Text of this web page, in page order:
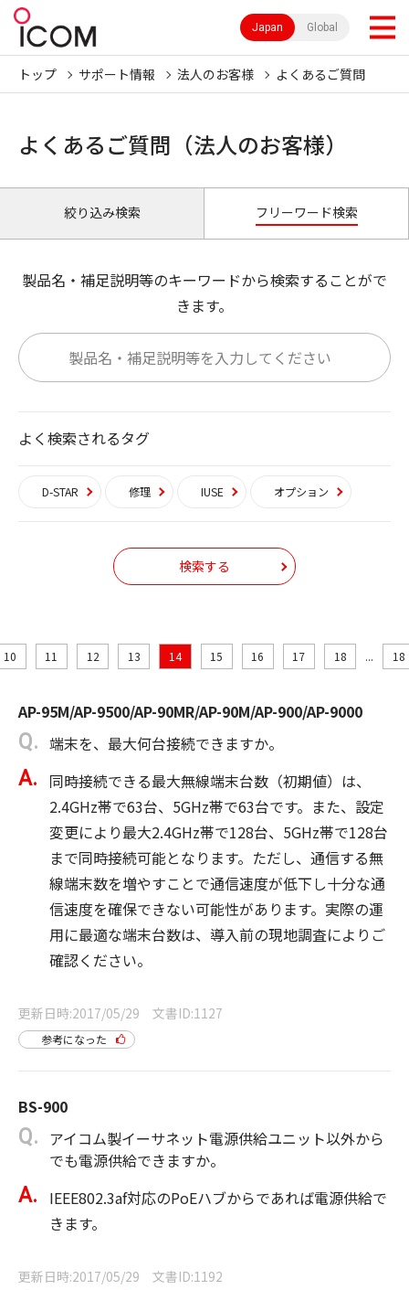
Japan Global
トップ サポート情報 法人のお客様 よくあるご質問
よくあるご質問（法人のお客様）
絞り込み検索 フリーワード検索
製品名・補足説明等のキーワードから検索することがで
きます。
よく検索されるタグ
D-STAR 修理 IUSE オプション
検索する
10 11 12 13 14 15 16 17 18 ... 18
AP-95M/AP-9500/AP-90MR/AP-90M/AP-900/AP-9000
端末を、最大何台接続できますか。
同時接続できる最大無線端末台数（初期値）は、
2.4GHz帯で63台、5GHz帯で63台です。また、設定
変更により最大2.4GHz帯で128台、5GHz帯で128台
まで同時接続可能となります。ただし、通信する無
線端末数を増やすことで通信速度が低下し十分な通
信速度を確保できない可能性があります。実際の運
用に最適な端末台数は、導入前の現地調査によりご
確認ください。
更新日時 2017/05/29 文書ID 1127
参考になった
BS-900
アイコム製イーサネット電源供給ユニット以外から
でも電源供給できますか。
IEEE802.3af対応のPoEハブからであれば電源供給で
きます。
更新日時 2017/05/29 文書ID 1192